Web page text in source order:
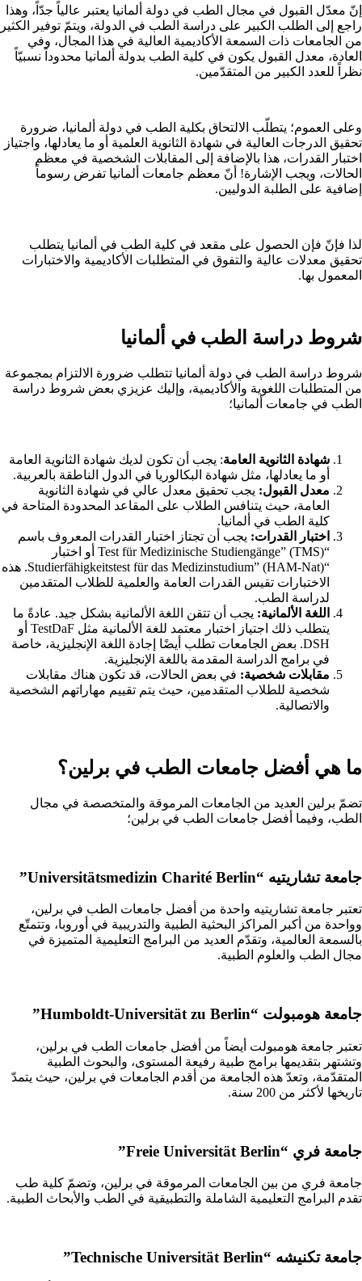
إنّ معدّل القبول في مجال الطب في دولة ألمانيا يعتبر عالياً جدّاً، وهذا
راجع إلى الطلب الكبير على دراسة الطب في الدولة، ويتمّ توفير الكثير
من الجامعات ذات السمعة الأكاديمية العالية في هذا المجال، وفي
العادة، معدل القبول يكون في كلية الطب بدولة ألمانيا محدوداً نسبيّاً
نظراً للعدد الكبير من المتقدّمين.
وعلى العموم؛ يتطلّب الالتحاق بكلية الطب في دولة ألمانيا، ضرورة
تحقيق الدرجات العالية في شهادة الثانوية العلمية أو ما يعادلها، واجتياز
اختبار القدرات، هذا بالإضافة إلى المقابلات الشخصية في معظم
الحالات، ويجب الإشارة! أنّ معظم جامعات ألمانيا تفرض رسوماً
إضافية على الطلبة الدوليين.
لذا فإنّ فإن الحصول على مقعد في كلية الطب في ألمانيا يتطلب
تحقيق معدلات عالية والتفوق في المتطلبات الأكاديمية والاختبارات
المعمول بها.
شروط دراسة الطب في ألمانيا
شروط دراسة الطب في دولة ألمانيا تتطلب ضرورة الالتزام بمجموعة
من المتطلبات اللغوية والأكاديمية، وإليك عزيزي بعض شروط دراسة
الطب في جامعات ألمانيا؛
شهادة الثانوية العامة: يجب أن تكون لديك شهادة الثانوية العامة
أو ما يعادلها، مثل شهادة البكالوريا في الدول الناطقة بالعربية.
معدل القبول: يجب تحقيق معدل عالي في شهادة الثانوية
العامة، حيث يتنافس الطلاب على المقاعد المحدودة المتاحة في
كلية الطب في ألمانيا.
اختبار القدرات: يجب أن تجتاز اختبار القدرات المعروف باسم
“Test für Medizinische Studiengänge” (TMS) أو اختبار
“Studierfähigkeitstest für das Medizinstudium” (HAM-Nat). هذه
الاختبارات تقيس القدرات العامة والعلمية للطلاب المتقدمين
لدراسة الطب.
اللغة الألمانية: يجب أن تتقن اللغة الألمانية بشكل جيد. عادةً ما
يتطلب ذلك اجتياز اختبار معتمد للغة الألمانية مثل TestDaF أو
DSH. بعض الجامعات تطلب أيضًا إجادة اللغة الإنجليزية، خاصة
في برامج الدراسة المقدمة باللغة الإنجليزية.
مقابلات شخصية: في بعض الحالات، قد تكون هناك مقابلات
شخصية للطلاب المتقدمين، حيث يتم تقييم مهاراتهم الشخصية
والاتصالية.
ما هي أفضل جامعات الطب في برلين؟
تضمّ برلين العديد من الجامعات المرموقة والمتخصصة في مجال
الطب، وفيما أفضل جامعات الطب في برلين؛
جامعة تشاريتيه “Universitätsmedizin Charité Berlin”
تعتبر جامعة تشاريتيه واحدة من أفضل جامعات الطب في برلين،
وواحدة من أكبر المراكز البحثية الطبية والتدريبية في أوروبا، وتتمتّع
بالسمعة العالمية، وتقدّم العديد من البرامج التعليمية المتميزة في
مجال الطب والعلوم الطبية.
جامعة هومبولت “Humboldt-Universität zu Berlin”
تعتبر جامعة هومبولت أيضاً من أفضل جامعات الطب في برلين،
وتشتهر بتقديمها برامج طبية رفيعة المستوى، والبحوث الطبية
المتقدّمة، وتعدّ هذه الجامعة من أقدم الجامعات في برلين، حيث يتمدّ
تاريخها لأكثر من 200 سنة.
جامعة فري “Freie Universität Berlin”
جامعة فري من بين الجامعات المرموقة في برلين، وتضمّ كلية طب
تقدم البرامج التعليمية الشاملة والتطبيقية في الطب والأبحاث الطبية.
جامعة تكنيشه “Technische Universität Berlin”